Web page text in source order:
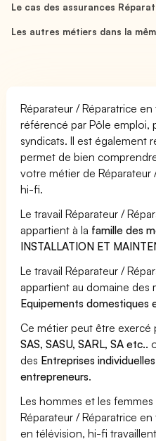
Le cas des assurances
Les autres métiers dans la
Réparateur / Réparatrice
référencé par Pôle emploi,
syndicats. Il est également
permet de bien
votre métier de Réparateur
hi-fi.
Le travail Réparateur /
appartient à la famille des
INSTALLATION ET
Le travail Réparateur /
appartient au domaine des
Equipements domestiques
Ce métier peut être exercé
SAS, SASU, SARL, SA etc..
des Entreprises individuelles
entrepreneurs.
Les hommes et les
Réparateur / Réparatrice
en télévision, hi-fi